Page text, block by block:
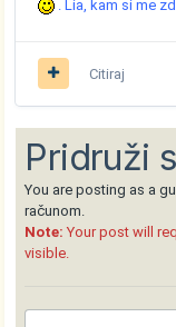
. Lia, kam si me
Citiraj
Pridruži
You are posting as a
računom.
Note: Your post will
visible.